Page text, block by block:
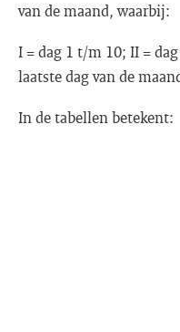
van de maand, waarbij:
I = dag 1 t/m 10; II =
laatste dag van de
In de tabellen betekent: